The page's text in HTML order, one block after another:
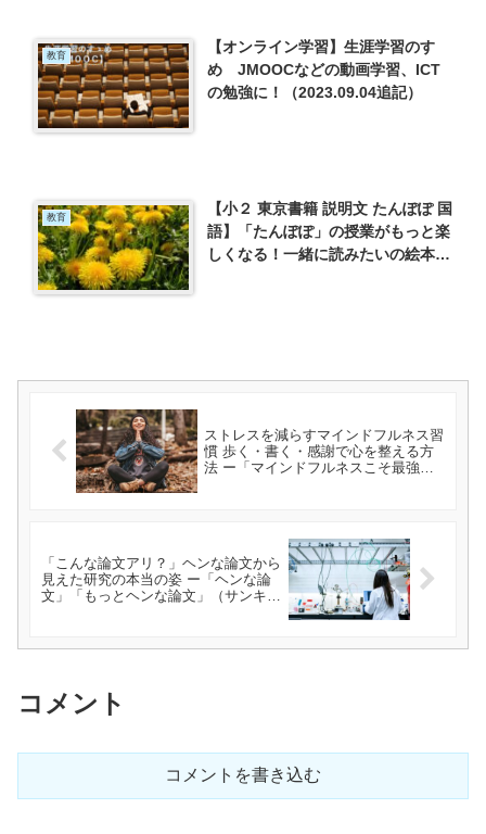
教育
【オンライン学習】生涯学習のすゝ
め JMOOCなどの動画学習、ICT
の勉強に！（2023.09.04追記）
教育
【小２ 東京書籍 説明文 たんぽぽ 国
語】「たんぽぽ」の授業がもっと楽
しくなる！一緒に読みたいの絵本5
ストレスを減らすマインドフルネス習
慣 歩く・書く・感謝で心を整える方
法 ー「マインドフルネスこそ最強の
「こんな論文アリ？」ヘンな論文から
見えた研究の本当の姿 ー「ヘンな論
文」「もっとヘンな論文」（サンキュ
コメント
コメントを書き込む